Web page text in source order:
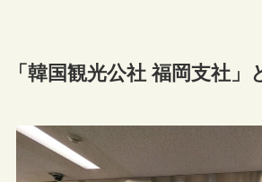
「韓国観光公社 福岡支社」